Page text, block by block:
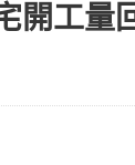
開工量